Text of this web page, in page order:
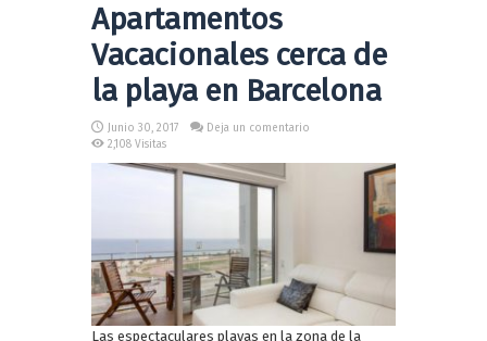
Apartamentos
Vacacionales cerca de
la playa en Barcelona
Junio 30, 2017
Deja un comentario
2,108 Visitas
Las espectaculares playas en la zona de la